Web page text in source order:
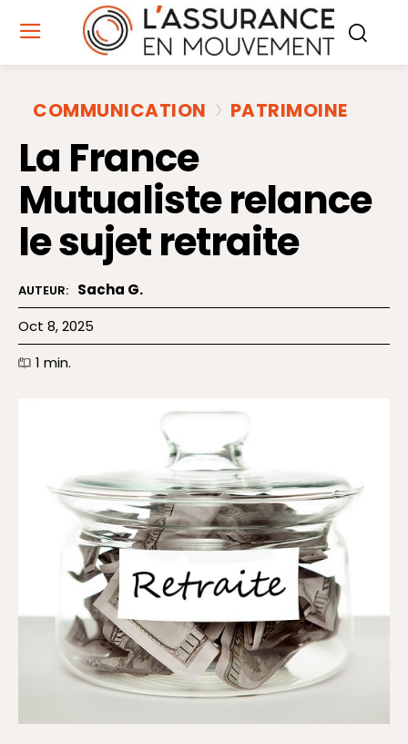
COMMUNICATION PATRIMOINE
La France
Mutualiste relance
le sujet retraite
AUTEUR: Sacha G.
Oct 8, 2025
1 min.